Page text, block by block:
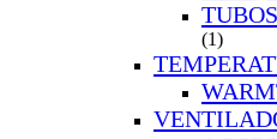
(1)